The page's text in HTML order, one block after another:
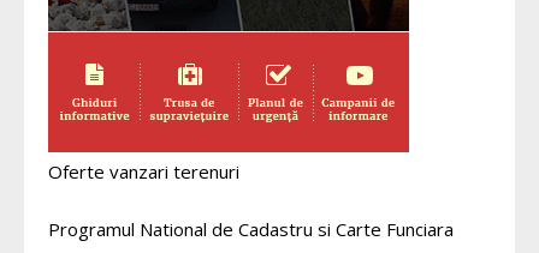
Oferte vanzari terenuri
Programul National de Cadastru si Carte Funciara